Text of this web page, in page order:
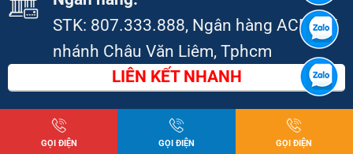
STK: 807.333.888, Ngân hàng ACB, chi
nhánh Châu Văn Liêm, Tphcm
LIÊN KẾT NHANH
Gia công thép tấm
GỌI ĐIỆN GỌI ĐIỆN GỌI ĐIỆN